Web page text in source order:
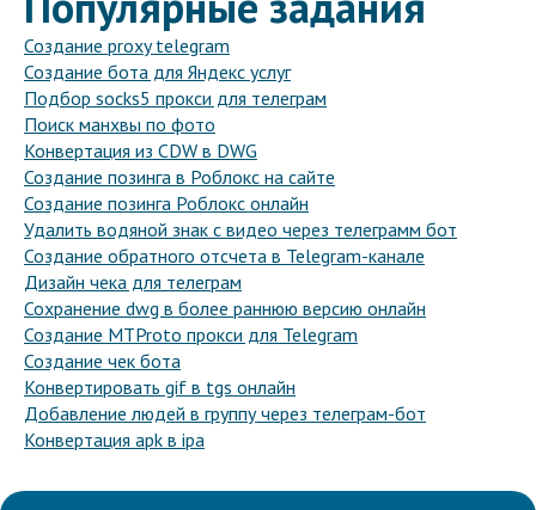
Создание proxy telegram
Создание бота для Яндекс услуг
Подбор socks5 прокси для телеграм
Поиск манхвы по фото
Конвертация из CDW в DWG
Создание позинга в Роблокс на сайте
Создание позинга Роблокс онлайн
Удалить водяной знак с видео через телеграмм бот
Создание обратного отсчета в Telegram-канале
Дизайн чека для телеграм
Сохранение dwg в более раннюю версию онлайн
Создание MTProto прокси для Telegram
Создание чек бота
Конвертировать gif в tgs онлайн
Добавление людей в группу через телеграм-бот
Конвертация apk в ipa